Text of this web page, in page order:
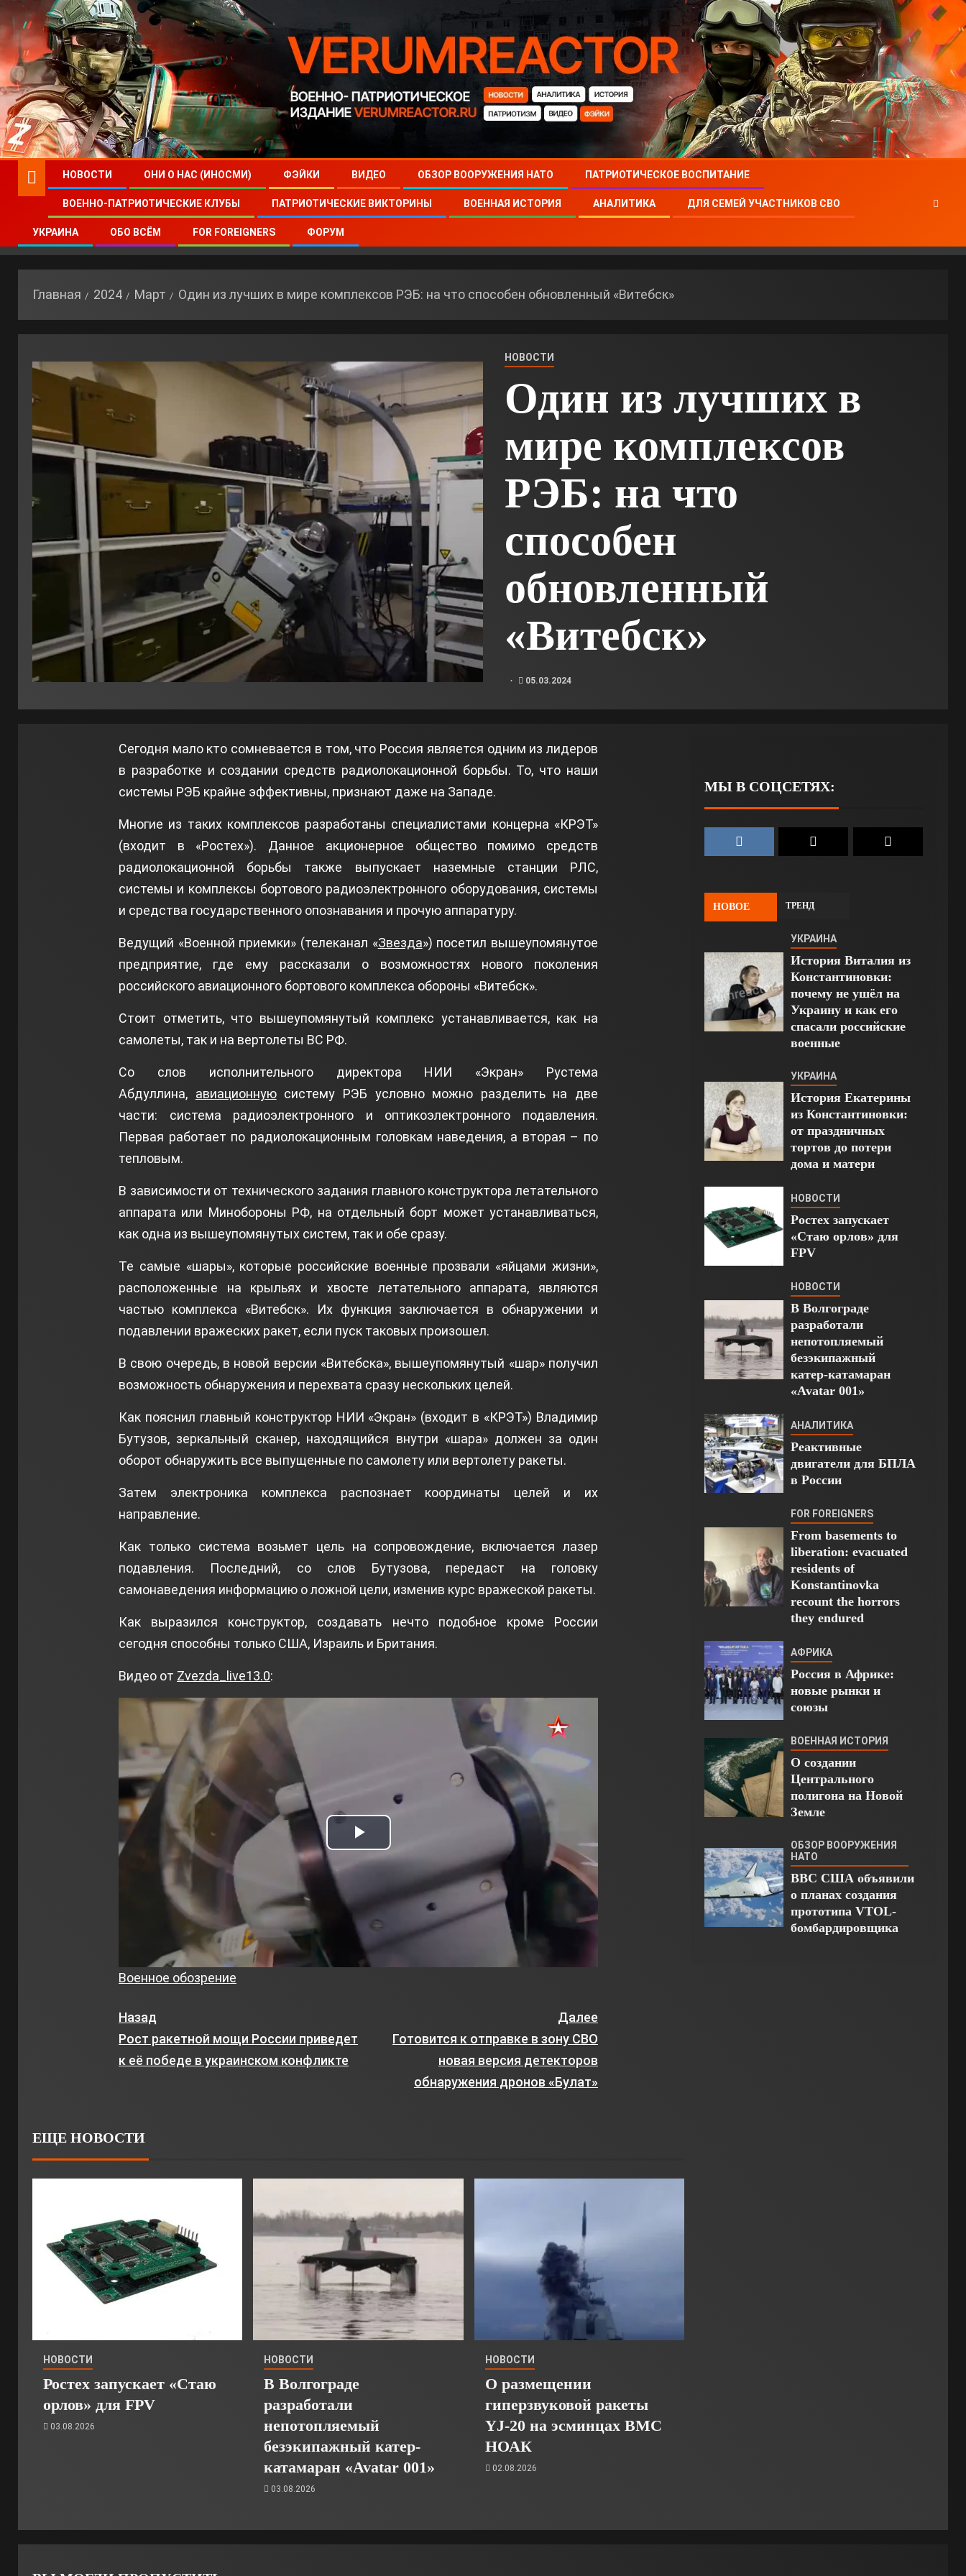
НОВОСТИ ОНИ О НАС (ИНОСМИ) ФЭЙКИ ВИДЕО ОБЗОР ВООРУЖЕНИЯ НАТО ПАТРИОТИЧЕСКОЕ ВОСПИТАНИЕ
ВОЕННО-ПАТРИОТИЧЕСКИЕ КЛУБЫ ПАТРИОТИЧЕСКИЕ ВИКТОРИНЫ ВОЕННАЯ ИСТОРИЯ АНАЛИТИКА ДЛЯ СЕМЕЙ УЧАСТНИКОВ СВО
УКРАИНА ОБО ВСЁМ FOR FOREIGNERS ФОРУМ
Главная 2024 Март Один из лучших в мире комплексов РЭБ: на что способен обновленный «Витебск»
НОВОСТИ
Один из лучших в
мире комплексов
РЭБ: на что
способен
обновленный
«Витебск»
05.03.2024
Сегодня мало кто сомневается в том, что Россия является одним из лидеров
в разработке и создании средств радиолокационной борьбы. То, что наши
системы РЭБ крайне эффективны, признают даже на Западе.
Многие из таких комплексов разработаны специалистами концерна «КРЭТ»
(входит в «Ростех»). Данное акционерное общество помимо средств
радиолокационной борьбы также выпускает наземные станции РЛС,
системы и комплексы бортового радиоэлектронного оборудования, системы
и средства государственного опознавания и прочую аппаратуру.
Ведущий «Военной приемки» (телеканал «Звезда») посетил вышеупомянутое
предприятие, где ему рассказали о возможностях нового поколения
российского авиационного бортового комплекса обороны «Витебск».
Стоит отметить, что вышеупомянутый комплекс устанавливается, как на
самолеты, так и на вертолеты ВС РФ.
Со слов исполнительного директора НИИ «Экран» Рустема
Абдуллина, авиационнуюсистему РЭБ условно можно разделить на две
части: система радиоэлектронного и оптикоэлектронного подавления.
Первая работает по радиолокационным головкам наведения, а вторая – по
тепловым.
В зависимости от технического задания главного конструктора летательного
аппарата или Минобороны РФ, на отдельный борт может устанавливаться,
как одна из вышеупомянутых систем, так и обе сразу.
Те самые «шары», которые российские военные прозвали «яйцами жизни»,
расположенные на крыльях и хвосте летательного аппарата, являются
частью комплекса «Витебск». Их функция заключается в обнаружении и
подавлении вражеских ракет, если пуск таковых произошел.
В свою очередь, в новой версии «Витебска», вышеупомянутый «шар» получил
возможность обнаружения и перехвата сразу нескольких целей.
Как пояснил главный конструктор НИИ «Экран» (входит в «КРЭТ») Владимир
Бутузов, зеркальный сканер, находящийся внутри «шара» должен за один
оборот обнаружить все выпущенные по самолету или вертолету ракеты.
Затем электроника комплекса распознает координаты целей и их
направление.
Как только система возьмет цель на сопровождение, включается лазер
подавления. Последний, со слов Бутузова, передаст на головку
самонаведения информацию о ложной цели, изменив курс вражеской ракеты.
Как выразился конструктор, создавать нечто подобное кроме России
сегодня способны только США, Израиль и Британия.
Видео от Zvezda_live13.0:
Play
Video
Военное обозрение
Назад
Рост ракетной мощи России приведет
к её победе в украинском конфликте
Далее
Готовится к отправке в зону СВО
новая версия детекторов
обнаружения дронов «Булат»
ЕЩЕ НОВОСТИ
НОВОСТИ
Ростех запускает «Стаю
орлов» для FPV
03.08.2026
НОВОСТИ
В Волгограде
разработали
непотопляемый
безэкипажный катер-
катамаран «Avatar 001»
03.08.2026
НОВОСТИ
О размещении
гиперзвуковой ракеты
YJ-20 на эсминцах ВМС
НОАК
02.08.2026
МЫ В СОЦСЕТЯХ:
НОВОЕ ТРЕНД
УКРАИНА
История Виталия из
Константиновки:
почему не ушёл на
Украину и как его
спасали российские
военные
УКРАИНА
История Екатерины
из Константиновки:
от праздничных
тортов до потери
дома и матери
НОВОСТИ
Ростех запускает
«Стаю орлов» для
FPV
НОВОСТИ
В Волгограде
разработали
непотопляемый
безэкипажный
катер-катамаран
«Avatar 001»
АНАЛИТИКА
Реактивные
двигатели для БПЛА
в России
FOR FOREIGNERS
From basements to
liberation: evacuated
residents of
Konstantinovka
recount the horrors
they endured
АФРИКА
Россия в Африке:
новые рынки и
союзы
ВОЕННАЯ ИСТОРИЯ
О создании
Центрального
полигона на Новой
Земле
ОБЗОР ВООРУЖЕНИЯ
НАТО
ВВС США объявили
о планах создания
прототипа VTOL-
бомбардировщика